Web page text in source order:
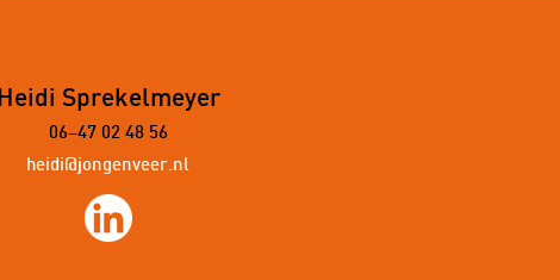
Heidi Sprekelmeyer
06–47 02 48 56
heidi@jongenveer.nl